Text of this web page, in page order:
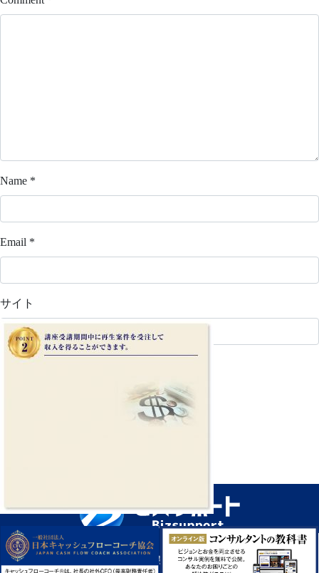
Name *
Email *
サイト
上に表示された文字を入力してください。
© Copyright ビズサポート｜広島の経営コンサルタント All Rights